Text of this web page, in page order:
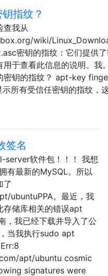
指纹？
查我从
wiki/
密钥的指纹：它们提供
用于查看此信息的说明。我
密钥的指纹？ apt-key
所有受信任密钥的指纹，
签名
server软件包！！！ 我想
有最新的MySQL。所以
了
ubuntuPPA。最近，我
存储库相关的错误apt
，我已经下载并导入了公
当我执行sudo apt
apt/ubuntu cosmic
signatures were